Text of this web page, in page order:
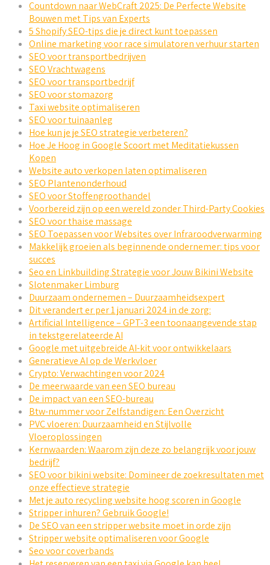
Countdown naar WebCraft 2025: De Perfecte Website
Bouwen met Tips van Experts
5 Shopify SEO-tips die je direct kunt toepassen
Online marketing voor race simulatoren verhuur starten
SEO voor transportbedrijven
SEO Vrachtwagens
SEO voor transportbedrijf
SEO voor stomazorg
Taxi website optimaliseren
SEO voor tuinaanleg
Hoe kun je je SEO strategie verbeteren?
Hoe Je Hoog in Google Scoort met Meditatiekussen
Kopen
Website auto verkopen laten optimaliseren
SEO Plantenonderhoud
SEO voor Stoffengroothandel
Voorbereid zijn op een wereld zonder Third-Party Cookies
SEO voor thaise massage
SEO Toepassen voor Websites over Infraroodverwarming
Makkelijk groeien als beginnende ondernemer: tips voor
succes
Seo en Linkbuilding Strategie voor Jouw Bikini Website
Slotenmaker Limburg
Duurzaam ondernemen – Duurzaamheidsexpert
Dit verandert er per 1 januari 2024 in de zorg:
Artificial Intelligence – GPT-3 een toonaangevende stap
in tekstgerelateerde AI
Google met uitgebreide AI-kit voor ontwikkelaars
Generatieve AI op de Werkvloer
Crypto: Verwachtingen voor 2024
De meerwaarde van een SEO bureau
De impact van een SEO-bureau
Btw-nummer voor Zelfstandigen: Een Overzicht
PVC vloeren: Duurzaamheid en Stijlvolle
Vloeroplossingen
Kernwaarden: Waarom zijn deze zo belangrijk voor jouw
bedrijf?
SEO voor bikini website: Domineer de zoekresultaten met
onze effectieve strategie
Met je auto recycling website hoog scoren in Google
Stripper inhuren? Gebruik Google!
De SEO van een stripper website moet in orde zijn
Stripper website optimaliseren voor Google
Seo voor coverbands